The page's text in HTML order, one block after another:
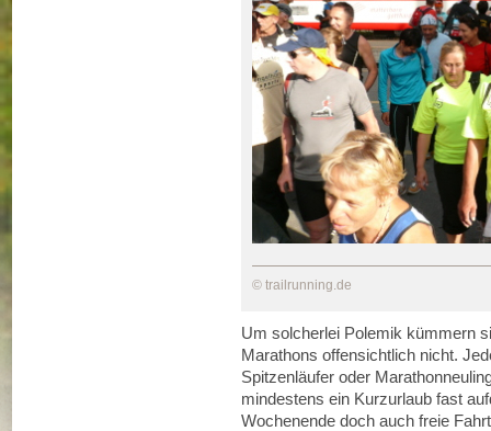
© trailrunning.de
Um solcherlei Polemik kümmern
Marathons offensichtlich nicht.
Spitzenläufer oder
mindestens ein Kurzurlaub fast
Wochenende doch auch freie